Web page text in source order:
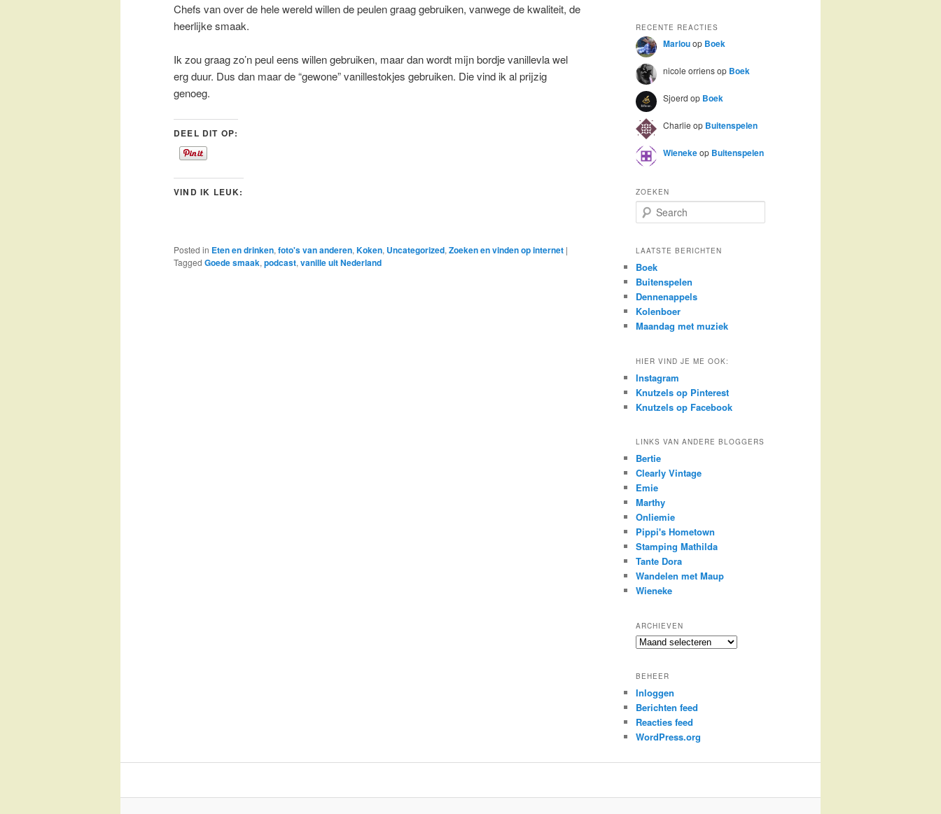
Chefs van over de hele wereld willen de peulen graag gebruiken, vanwege de kwaliteit, de
heerlijke smaak.
Ik zou graag zo’n peul eens willen gebruiken, maar dan wordt mijn bordje vanillevla wel
erg duur. Dus dan maar de “gewone” vanillestokjes gebruiken. Die vind ik al prijzig
genoeg.
DEEL DIT OP:
VIND IK LEUK:
Posted in Eten en drinken, foto's van anderen, Koken, Uncategorized, Zoeken en vinden op internet |
Tagged Goede smaak, podcast, vanille uit Nederland
RECENTE REACTIES
Marlouop Boek
nicole orriensop Boek
Sjoerd op Boek
Charlie op Buitenspelen
Wienekeop Buitenspelen
ZOEKEN
e
r
h
LAATSTE BERICHTEN
Boek
Buitenspelen
Dennenappels
Kolenboer
Maandag met muziek
HIER VIND JE ME OOK:
Instagram
Knutzels op Pinterest
Knutzels op Facebook
LINKS VAN ANDERE BLOGGERS
Bertie
Clearly Vintage
Emie
Marthy
Onliemie
Pippi's Hometown
Stamping Mathilda
Tante Dora
Wandelen met Maup
Wieneke
ARCHIEVEN
Archieven
BEHEER
Inloggen
Berichten feed
Reacties feed
WordPress.org